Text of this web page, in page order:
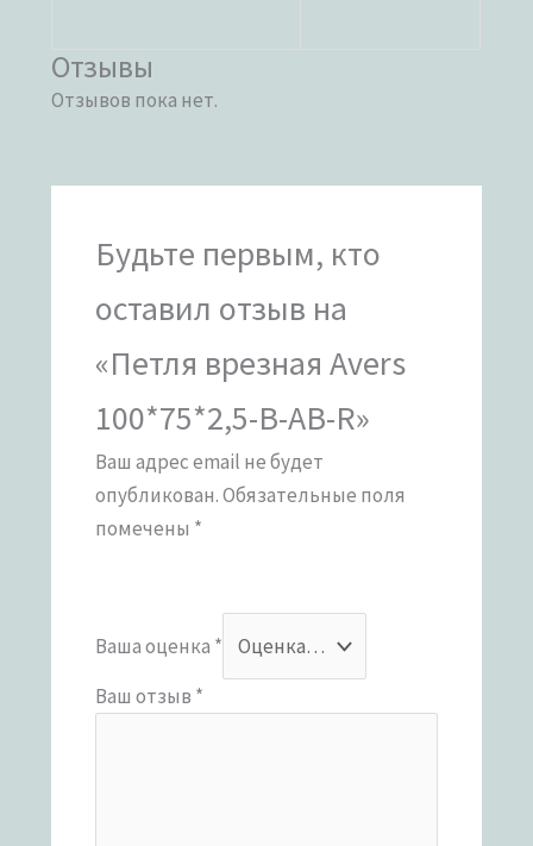
Отзывы
Отзывов пока нет.
Будьте первым, кто
оставил отзыв на
«Петля врезная Avers
100*75*2,5-B-AB-R»
Ваш адрес email не будет
опубликован.Обязательные поля
помечены *
Ваша оценка *
Ваш отзыв *